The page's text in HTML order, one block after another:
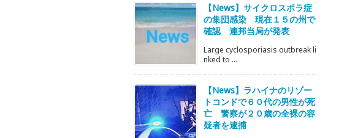
【News】サイクロスポラ症
の集団感染 現在１５の州で
確認 連邦当局が発表
Large cyclosporiasis outbreak li
nked to ...
【News】ラハイナのリゾー
トコンドで６０代の男性が死
亡 警察が２０歳の全裸の容
疑者を逮捕